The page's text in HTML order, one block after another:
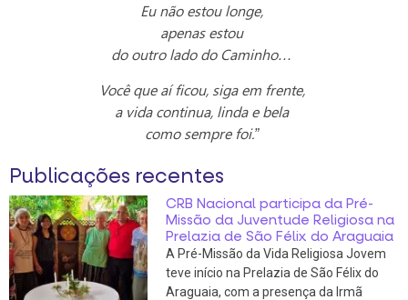
Eu não estou longe,
apenas estou
do outro lado do Caminho…
Você que aí ficou, siga em frente,
a vida continua, linda e bela
como sempre foi.”
Publicações recentes
CRB Nacional participa da Pré-
Missão da Juventude Religiosa na
Prelazia de São Félix do Araguaia
A Pré-Missão da Vida Religiosa Jovem
teve início na Prelazia de São Félix do
Araguaia, com a presença da Irmã